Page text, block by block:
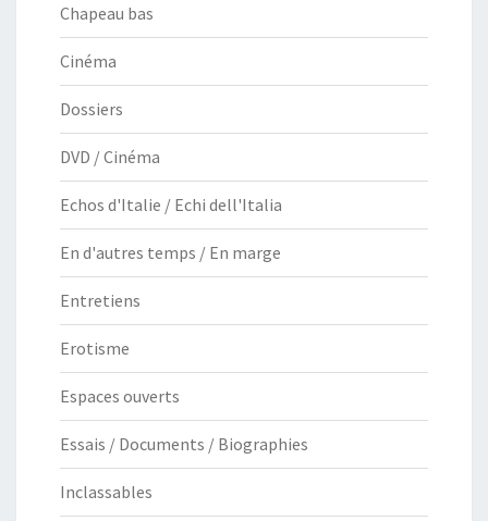
Chapeau bas
Cinéma
Dossiers
DVD / Cinéma
Echos d'Italie / Echi dell'Italia
En d'autres temps / En marge
Entretiens
Erotisme
Espaces ouverts
Essais / Documents / Biographies
Inclassables